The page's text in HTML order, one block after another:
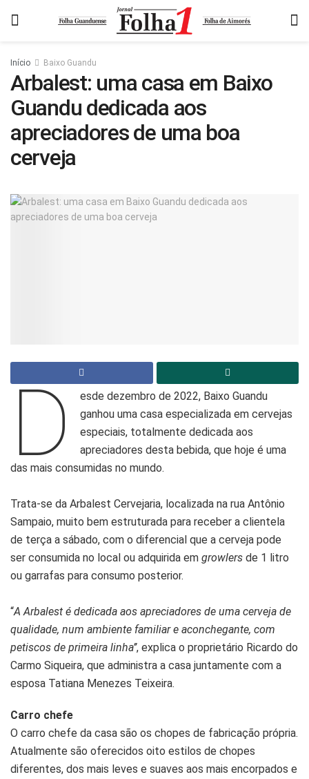
Início Baixo Guandu
Arbalest: uma casa em Baixo
Guandu dedicada aos
apreciadores de uma boa
cerveja
D
esde dezembro de 2022, Baixo Guandu
ganhou uma casa especializada em cervejas
especiais, totalmente dedicada aos
apreciadores desta bebida, que hoje é uma
das mais consumidas no mundo.
Trata-se da Arbalest Cervejaria, localizada na rua Antônio
Sampaio, muito bem estruturada para receber a clientela
de terça a sábado, com o diferencial que a cerveja pode
ser consumida no local ou adquirida em growlers de 1 litro
ou garrafas para consumo posterior.
“A Arbalest é dedicada aos apreciadores de uma cerveja de
qualidade, num ambiente familiar e aconchegante, com
petiscos de primeira linha’’, explica o proprietário Ricardo do
Carmo Siqueira, que administra a casa juntamente com a
esposa Tatiana Menezes Teixeira.
Carro chefe
O carro chefe da casa são os chopes de fabricação própria.
Atualmente são oferecidos oito estilos de chopes
diferentes, dos mais leves e suaves aos mais encorpados e